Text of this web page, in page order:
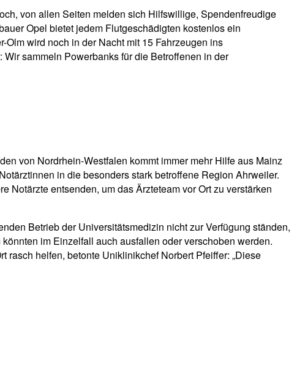
von allen Seiten melden sich Hilfswillige, Spendenfreudige
Opel bietet jedem Flutgeschädigten kostenlos ein
wird noch in der Nacht mit 15 Fahrzeugen ins
sammeln Powerbanks für die Betroffenen in der
von Nordrhein-Westfalen kommt immer mehr Hilfe aus Mainz
in die besonders stark betroffene Region Ahrweiler.
Notärzte entsenden, um das Ärzteteam vor Ort zu verstärken
Betrieb der Universitätsmedizin nicht zur Verfügung ständen,
im Einzelfall auch ausfallen oder verschoben werden.
helfen, betonte Uniklinikchef Norbert Pfeiffer: „Diese